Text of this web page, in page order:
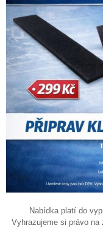
Nabídka platí do
Vyhrazujeme si právo